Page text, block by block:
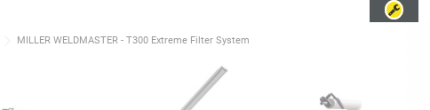
MILLER WELDMASTER - T300 Extreme Filter System